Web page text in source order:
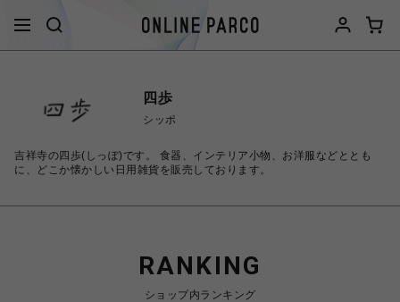
四歩
シッポ
吉祥寺の四歩(しっぽ)です。 食器、インテリア小物、お洋服などととも
に、どこか懐かしい日用雑貨を販売しております。
RANKING
ショップ内ランキング